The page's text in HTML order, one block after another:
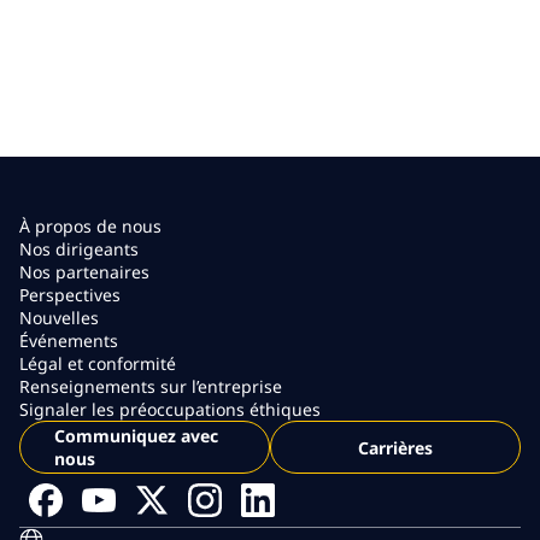
À propos de nous
Nos dirigeants
Nos partenaires
Perspectives
Nouvelles
Événements
Légal et conformité
Renseignements sur l’entreprise
Signaler les préoccupations éthiques
Communiquez avec
nous
Carrières